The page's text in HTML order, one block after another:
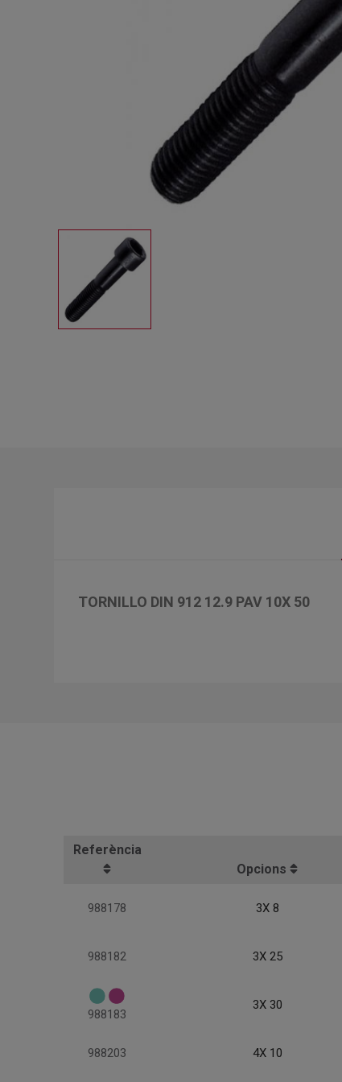
TORNILLO DIN 912 12.9 PAV 10X 50
Referència
Opcions
988178 3X 8
988182 3X 25
988183
3X 30
988203 4X 10